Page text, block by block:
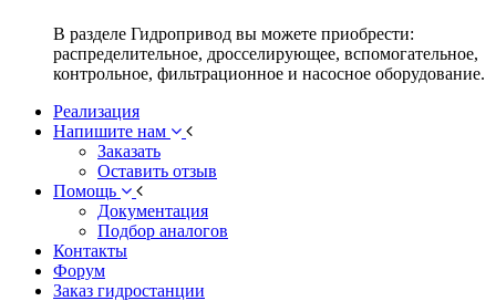
В разделе Гидропривод вы можете приобрести:
распределительное, дросселирующее, вспомогательное,
контрольное, фильтрационное и насосное оборудование.
Реализация
Напишите нам
Заказать
Оставить отзыв
Помощь
Документация
Подбор аналогов
Контакты
Форум
Заказ гидростанции